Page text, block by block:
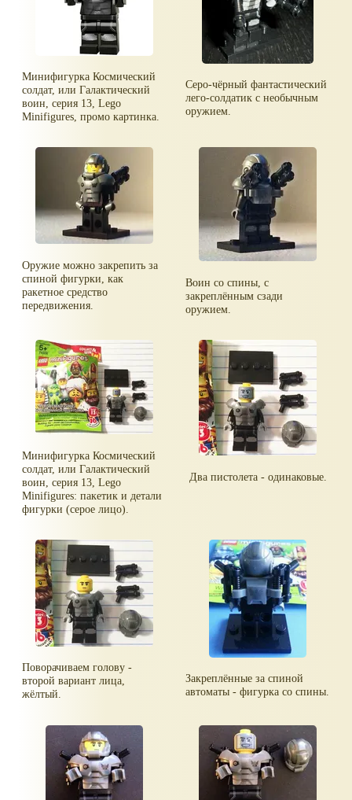
Минифигурка Космический
солдат, или Галактический
воин, серия 13, Lego
Minifigures, промо картинка.
Серо-чёрный фантастический
лего-солдатик с необычным
оружием.
Оружие можно закрепить за
спиной фигурки, как
ракетное средство
передвижения.
Воин со спины, с
закреплённым сзади
оружием.
Минифигурка Космический
солдат, или Галактический
воин, серия 13, Lego
Minifigures: пакетик и детали
фигурки (серое лицо).
Два пистолета - одинаковые.
Поворачиваем голову -
второй вариант лица,
жёлтый.
Закреплённые за спиной
автоматы - фигурка со спины.